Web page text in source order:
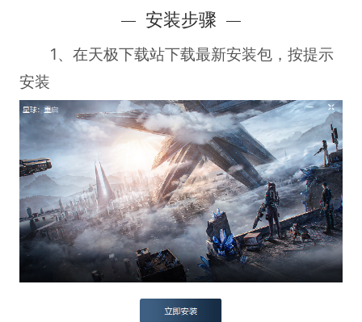
安装步骤
1、在天极下载站下载最新安装包，按提示
安装